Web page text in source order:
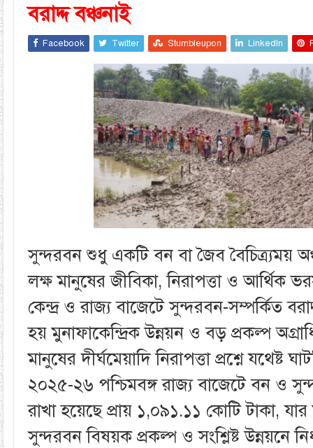
বরাদ্দ বঞ্চনাই
Facebook Twitter Stumbleupon LinkedIn
সুন্দরবন শুধু একটি বন বা জৈব বৈচিত্র্যময়
লক্ষ মানুষের জীবিকা, নিরাপত্তা ও আর্থিক
কেন্দ্র ও রাজ্য বাজেটে সুন্দরবন-সম্পর্কিত
হয় মুনাফাকেন্দ্রিক উন্নয়ন ও বড় প্রকল্প
মানুষের দীর্ঘমেয়াদি নিরাপত্তা প্রশ্নে যথেষ্ট
২০২৫-২৬ পশ্চিমবঙ্গ রাজ্য বাজেটে বন ও
রাখা হয়েছে প্রায় ১,০৯১.১১ কোটি টাকা,
সুন্দরবন বিষয়ক প্রকল্প ও সংশ্লিষ্ট উন্নয়নে